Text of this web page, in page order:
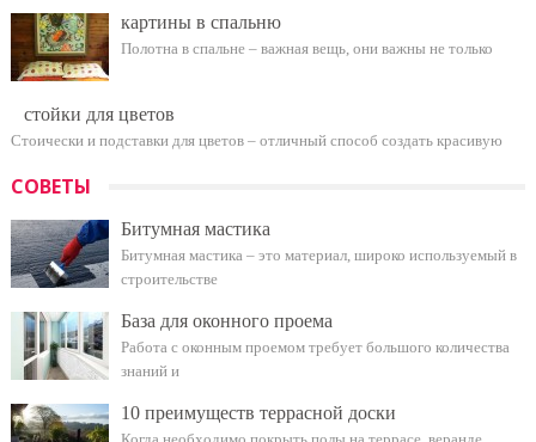
картины в спальню
Полотна в спальне – важная вещь, они важны не только
стойки для цветов
Стоически и подставки для цветов – отличный способ создать красивую
СОВЕТЫ
Битумная мастика
Битумная мастика – это материал, широко используемый в
строительстве
База для оконного проема
Работа с оконным проемом требует большого количества
знаний и
10 преимуществ террасной доски